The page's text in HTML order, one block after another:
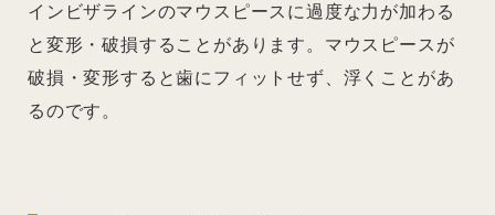
インビザラインのマウスピースに過度な力が加わる
と変形・破損することがあります。マウスピースが
破損・変形すると歯にフィットせず、浮くことがあ
るのです。